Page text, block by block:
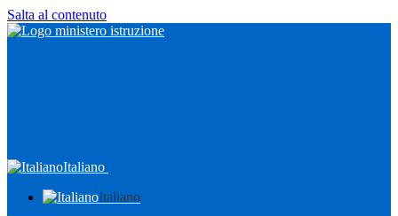
Salta al contenuto
Italiano
Italiano